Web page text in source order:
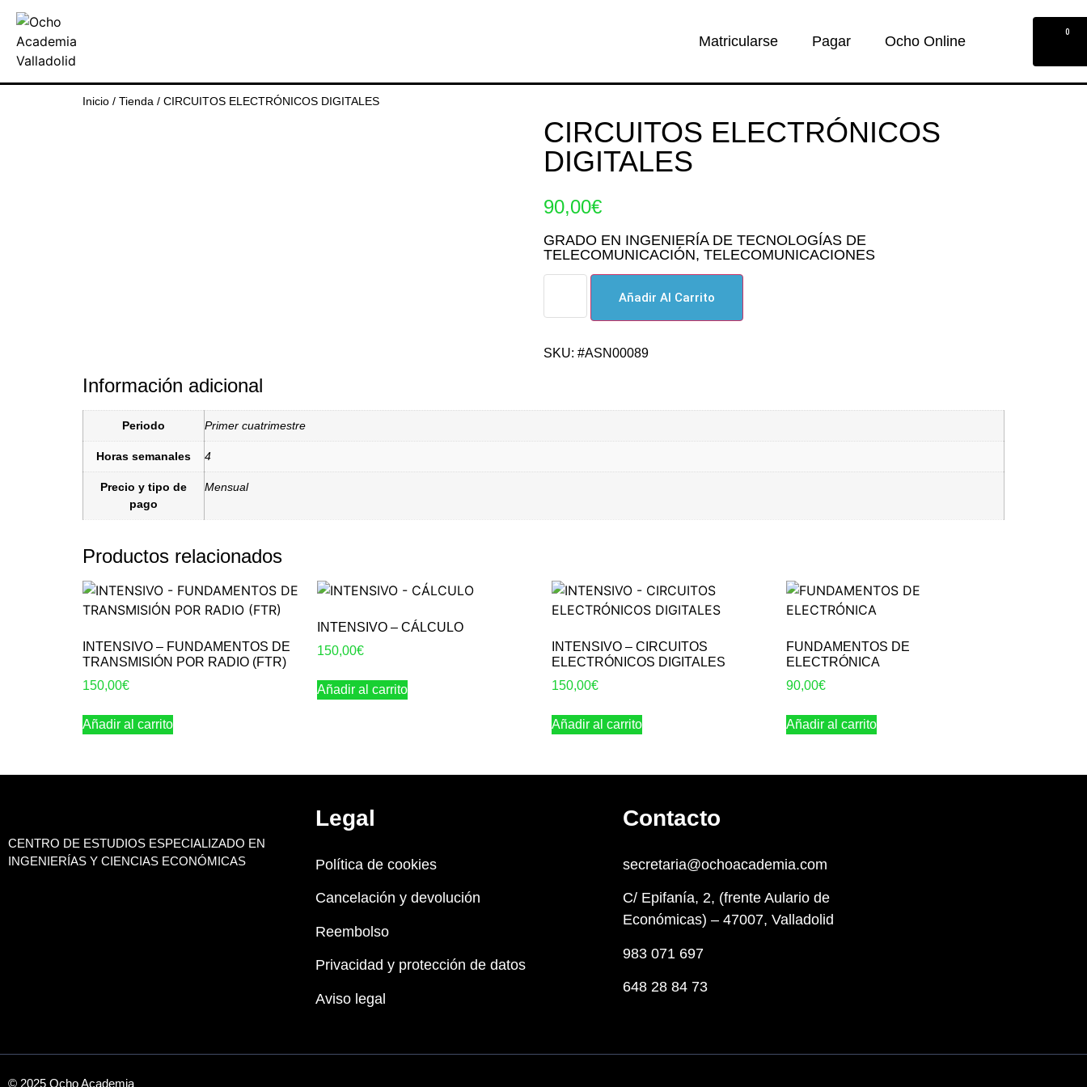
Matricularse Pagar Ocho Online
0
Inicio / Tienda / CIRCUITOS ELECTRÓNICOS DIGITALES
CIRCUITOS ELECTRÓNICOS
DIGITALES
90,00€
GRADO EN INGENIERÍA DE TECNOLOGÍAS DE
TELECOMUNICACIÓN, TELECOMUNICACIONES
Añadir Al Carrito
SKU: #ASN00089
Información adicional
Periodo Primer cuatrimestre
Horas semanales 4
Precio y tipo de
pago
Mensual
Productos relacionados
INTENSIVO – FUNDAMENTOS DE
TRANSMISIÓN POR RADIO (FTR)
150,00€
Añadir al carrito
INTENSIVO – CÁLCULO
150,00€
Añadir al carrito
INTENSIVO – CIRCUITOS
ELECTRÓNICOS DIGITALES
150,00€
Añadir al carrito
FUNDAMENTOS DE
ELECTRÓNICA
90,00€
Añadir al carrito
CENTRO DE ESTUDIOS ESPECIALIZADO EN
INGENIERÍAS Y CIENCIAS ECONÓMICAS
Legal
Política de cookies
Cancelación y devolución
Reembolso
Privacidad y protección de datos
Aviso legal
Contacto
secretaria@ochoacademia.com
C/ Epifanía, 2, (frente Aulario de
Económicas) – 47007, Valladolid
983 071 697
648 28 84 73
© 2025 Ocho Academia